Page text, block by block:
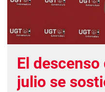
El
julio se